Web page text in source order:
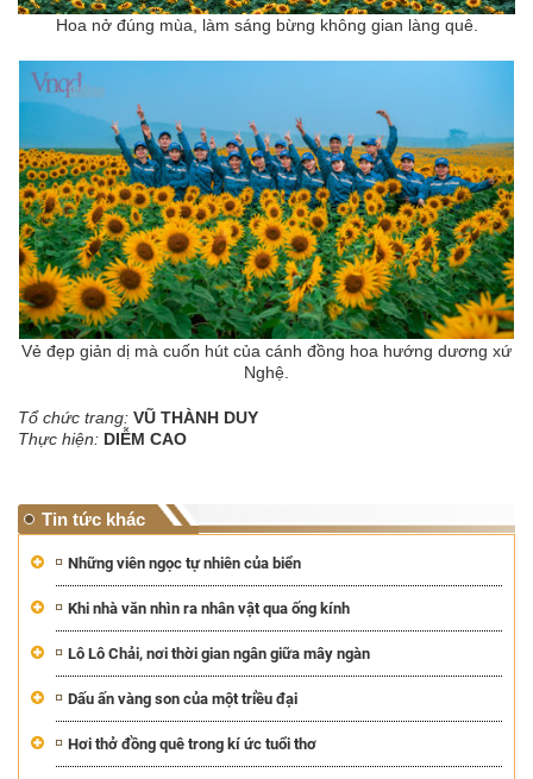
Hoa nở đúng mùa, làm sáng bừng không gian làng quê.
Vẻ đẹp giản dị mà cuốn hút của cánh đồng hoa hướng dương xứ
Nghệ.
Tổ chức trang: VŨ THÀNH DUY
Thực hiện: DIỄM CAO
Tin tức khác
Những viên ngọc tự nhiên của biển
Khi nhà văn nhìn ra nhân vật qua ống kính
Lô Lô Chải, nơi thời gian ngân giữa mây ngàn
Dấu ấn vàng son của một triều đại
Hơi thở đồng quê trong kí ức tuổi thơ